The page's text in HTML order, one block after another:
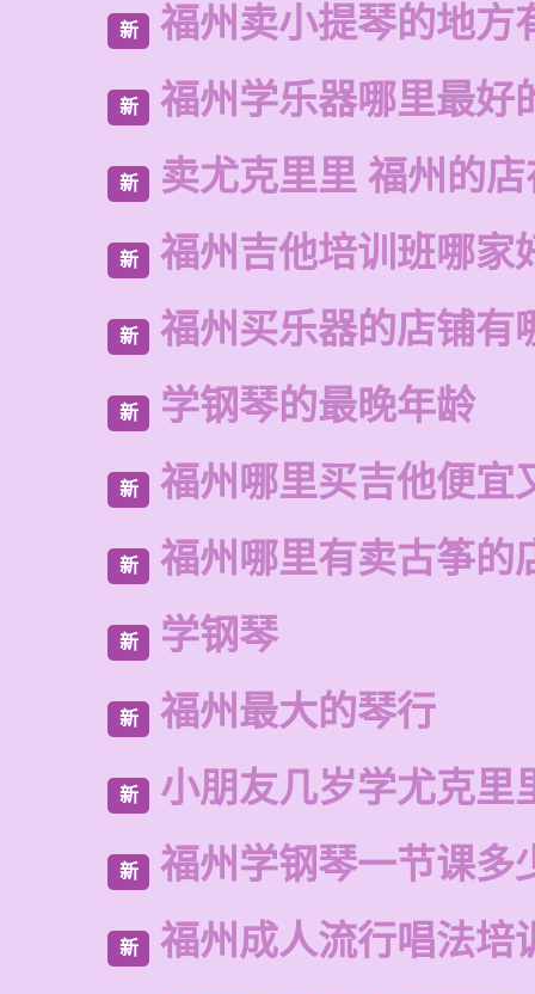
新 福州卖小提琴的地方
新 福州学乐器哪里最好
新 卖尤克里里 福州的
新 福州吉他培训班哪家
新 福州买乐器的店铺有
新 学钢琴的最晚年龄
新 福州哪里买吉他便宜
新 福州哪里有卖古筝的
新 学钢琴
新 福州最大的琴行
新 小朋友几岁学尤克里
新 福州学钢琴一节课多
新 福州成人流行唱法培